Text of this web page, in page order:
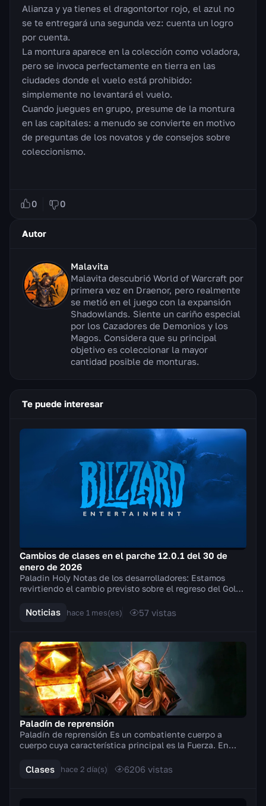
Alianza y ya tienes el dragontortor rojo, el azul no
se te entregará una segunda vez: cuenta un logro
por cuenta.
La montura aparece en la colección como voladora,
pero se invoca perfectamente en tierra en las
ciudades donde el vuelo está prohibido:
simplemente no levantará el vuelo.
Cuando juegues en grupo, presume de la montura
en las capitales: a menudo se convierte en motivo
de preguntas de los novatos y de consejos sobre
coleccionismo.
0 0
Autor
Malavita
Malavita descubrió World of Warcraft por
primera vez en Draenor, pero realmente
se metió en el juego con la expansión
Shadowlands. Siente un cariño especial
por los Cazadores de Demonios y los
Magos. Considera que su principal
objetivo es coleccionar la mayor
cantidad posible de monturas.
Te puede interesar
Cambios de clases en el parche 12.0.1 del 30 de
enero de 2026
Paladin Holy Notas de los desarrolladores: Estamos
revirtiendo el cambio previsto sobre el regreso del Golpe
Noticias hace 1 mes(es) 57 vistas
Paladín de reprensión
Paladín de reprensión Es un combatiente cuerpo a
cuerpo cuya característica principal es la Fuerza. En
Clases hace 2 día(s) 6206 vistas